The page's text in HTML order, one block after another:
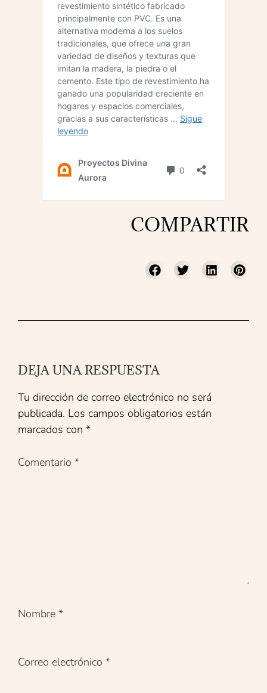
COMPARTIR
DEJA UNA RESPUESTA
Tu dirección de correo electrónico no será
publicada. Los campos obligatorios están
marcados con *
Comentario *
Nombre *
Correo electrónico *